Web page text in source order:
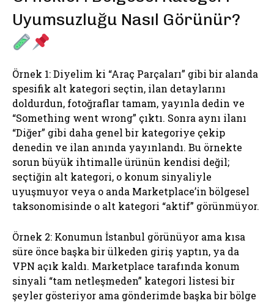
Uyumsuzluğu Nasıl Görünür?
Örnek 1: Diyelim ki “Araç Parçaları” gibi bir alanda
spesifik alt kategori seçtin, ilan detaylarını
doldurdun, fotoğraflar tamam, yayınla dedin ve
“Something went wrong” çıktı. Sonra aynı ilanı
“Diğer” gibi daha genel bir kategoriye çekip
denedin ve ilan anında yayınlandı. Bu örnekte
sorun büyük ihtimalle ürünün kendisi değil;
seçtiğin alt kategori, o konum sinyaliyle
uyuşmuyor veya o anda Marketplace’in bölgesel
taksonomisinde o alt kategori “aktif” görünmüyor.
Örnek 2: Konumun İstanbul görünüyor ama kısa
süre önce başka bir ülkeden giriş yaptın, ya da
VPN açık kaldı. Marketplace tarafında konum
sinyali “tam netleşmeden” kategori listesi bir
şeyler gösteriyor ama gönderimde başka bir bölge